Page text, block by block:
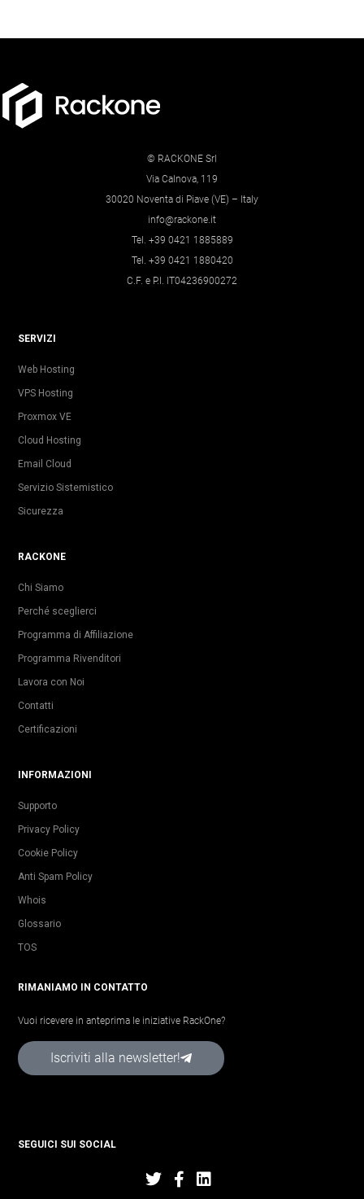
© RACKONE Srl
Via Calnova, 119
30020 Noventa di Piave (VE) – Italy
info@rackone.it
Tel. +39 0421 1885889
Tel. +39 0421 1880420
C.F. e P.I. IT04236900272
SERVIZI
Web Hosting
VPS Hosting
Proxmox VE
Cloud Hosting
Email Cloud
Servizio Sistemistico
Sicurezza
RACKONE
Chi Siamo
Perché sceglierci
Programma di Affiliazione
Programma Rivenditori
Lavora con Noi
Contatti
Certificazioni
INFORMAZIONI
Supporto
Privacy Policy
Cookie Policy
Anti Spam Policy
Whois
Glossario
TOS
RIMANIAMO IN CONTATTO
Vuoi ricevere in anteprima le iniziative RackOne?
Iscriviti alla newsletter!
SEGUICI SUI SOCIAL